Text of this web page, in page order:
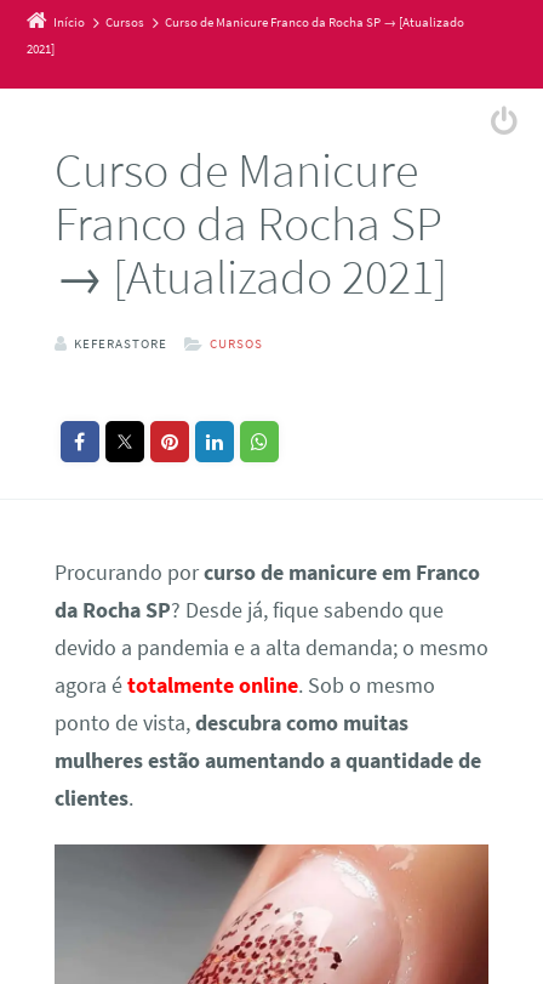
Início Cursos
Curso de Manicure Franco da Rocha SP → [Atualizado
2021]
Curso de Manicure
Franco da Rocha SP
→ [Atualizado 2021]
KEFERASTORE CURSOS
Procurando porcurso de manicure em Franco
da Rocha SP? Desde já, fique sabendo que
devido a pandemia e a alta demanda; o mesmo
agora étotalmente online. Sob o mesmo
ponto de vista,descubra como muitas
mulheres estão aumentando a quantidade de
clientes.